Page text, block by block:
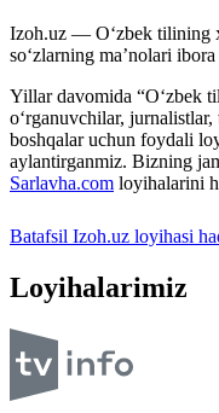
Izoh.uz — O‘zbek tilining
so‘zlarning ma’nolari
Yillar davomida “O‘zbek
o‘rganuvchilar,
boshqalar uchun foydali
aylantirganmiz. Bizning
Sarlavha.com loyihalarini
Batafsil Izoh.uz loyihasi
Loyihalarimiz